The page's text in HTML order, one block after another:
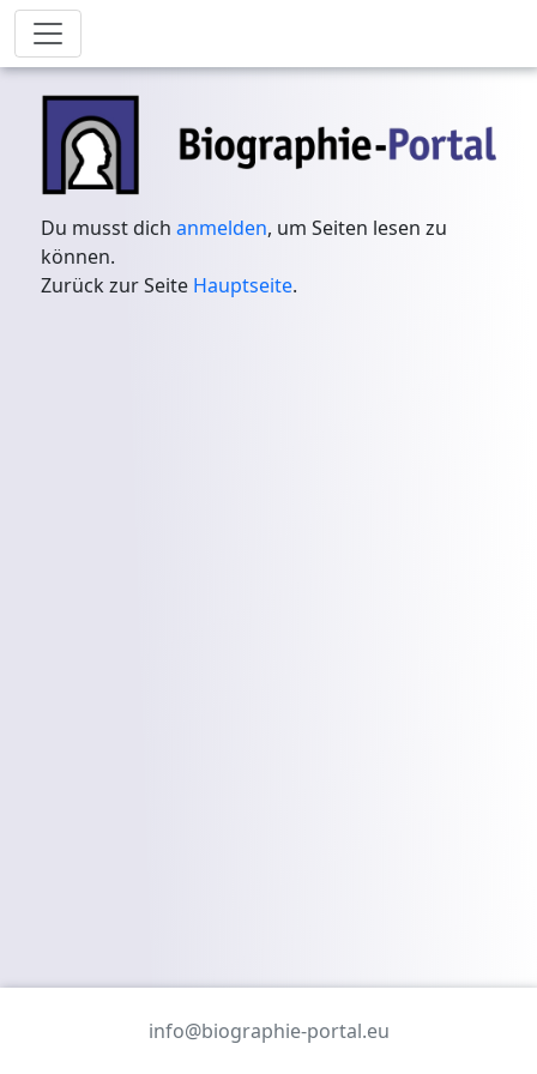
Du musst dichanmelden, um Seiten lesen zu
können.
Zurück zur Seite Hauptseite.
info@biographie-portal.eu